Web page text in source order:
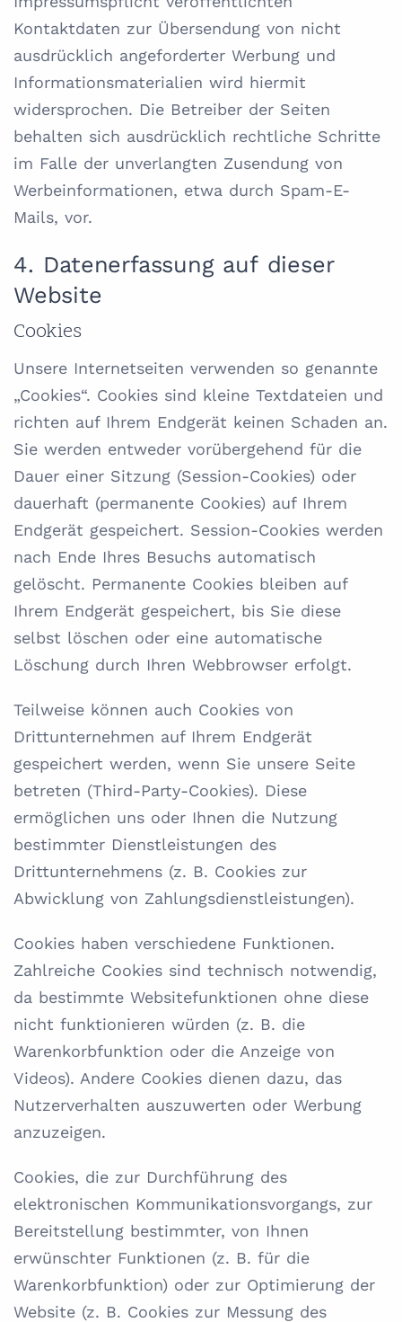
Kontaktdaten zur Übersendung von nicht
ausdrücklich angeforderter Werbung und
Informationsmaterialien wird hiermit
widersprochen. Die Betreiber der Seiten
behalten sich ausdrücklich rechtliche Schritte
im Falle der unverlangten Zusendung von
Werbeinformationen, etwa durch Spam-E-
Mails, vor.
4. Datenerfassung auf dieser
Website
Cookies
Unsere Internetseiten verwenden so genannte
„Cookies“. Cookies sind kleine Textdateien und
richten auf Ihrem Endgerät keinen Schaden an.
Sie werden entweder vorübergehend für die
Dauer einer Sitzung (Session-Cookies) oder
dauerhaft (permanente Cookies) auf Ihrem
Endgerät gespeichert. Session-Cookies werden
nach Ende Ihres Besuchs automatisch
gelöscht. Permanente Cookies bleiben auf
Ihrem Endgerät gespeichert, bis Sie diese
selbst löschen oder eine automatische
Löschung durch Ihren Webbrowser erfolgt.
Teilweise können auch Cookies von
Drittunternehmen auf Ihrem Endgerät
gespeichert werden, wenn Sie unsere Seite
betreten (Third-Party-Cookies). Diese
ermöglichen uns oder Ihnen die Nutzung
bestimmter Dienstleistungen des
Drittunternehmens (z. B. Cookies zur
Abwicklung von Zahlungsdienstleistungen).
Cookies haben verschiedene Funktionen.
Zahlreiche Cookies sind technisch notwendig,
da bestimmte Websitefunktionen ohne diese
nicht funktionieren würden (z. B. die
Warenkorbfunktion oder die Anzeige von
Videos). Andere Cookies dienen dazu, das
Nutzerverhalten auszuwerten oder Werbung
anzuzeigen.
Cookies, die zur Durchführung des
elektronischen Kommunikationsvorgangs, zur
Bereitstellung bestimmter, von Ihnen
erwünschter Funktionen (z. B. für die
Warenkorbfunktion) oder zur Optimierung der
Website (z. B. Cookies zur Messung des